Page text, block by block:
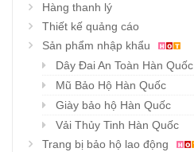
Hàng thanh lý
Thiết kế quảng cáo
Sản phẩm nhập khẩu
Dây Đai An Toàn Hàn Quốc
Mũ Bảo Hộ Hàn Quốc
Giày bảo hộ Hàn Quốc
Vải Thủy Tinh Hàn Quốc
Trang bị bảo hộ lao động